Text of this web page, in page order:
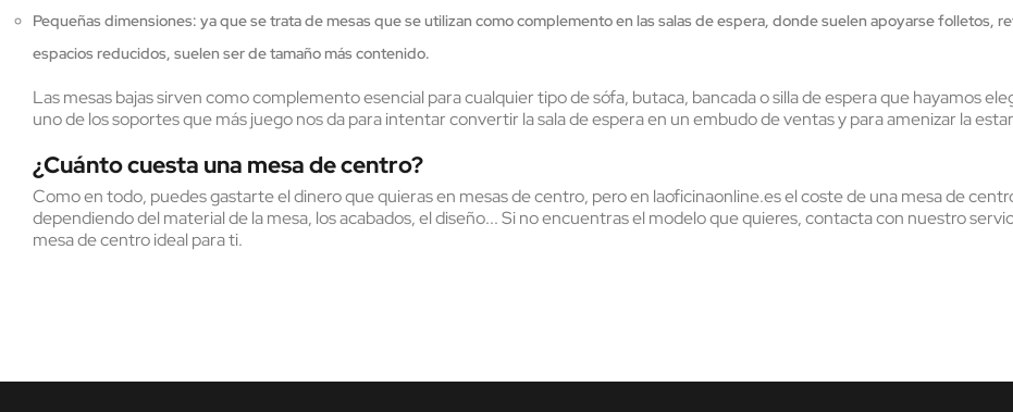
Pequeñas dimensiones: ya que se trata de mesas que se utilizan como complemento en las salas de espera, donde suelen apoyarse folletos,
espacios reducidos, suelen ser de tamaño más contenido.
Las mesas bajas sirven como complemento esencial para cualquier tipo de sófa, butaca, bancada o silla de espera que hayamos
uno de los soportes que más juego nos da para intentar convertir la sala de espera en un embudo de ventas y para amenizar la
¿Cuánto cuesta una mesa de centro?
Como en todo, puedes gastarte el dinero que quieras en mesas de centro, pero en laoficinaonline.es el coste de una mesa de
dependiendo del material de la mesa, los acabados, el diseño... Si no encuentras el modelo que quieres, contacta con nuestro
mesa de centro ideal para ti.